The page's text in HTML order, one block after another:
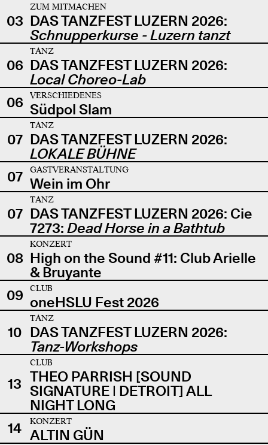
03
ZUM MITMACHEN
DAS TANZFEST LUZERN 2026:
Schnupperkurse - Luzern tanzt
06
TANZ
DAS TANZFEST LUZERN 2026:
Local Choreo-Lab
06
VERSCHIEDENES
Südpol Slam
07
TANZ
DAS TANZFEST LUZERN 2026:
LOKALE BÜHNE
07
GASTVERANSTALTUNG
Wein im Ohr
07
TANZ
DAS TANZFEST LUZERN 2026: Cie
7273: Dead Horse in a Bathtub
08
KONZERT
High on the Sound #11: Club Arielle
& Bruyante
09
CLUB
oneHSLU Fest 2026
10
TANZ
DAS TANZFEST LUZERN 2026:
Tanz-Workshops
13
CLUB
THEO PARRISH [SOUND
SIGNATURE | DETROIT] ALL
NIGHT LONG
14
KONZERT
ALTIN GÜN